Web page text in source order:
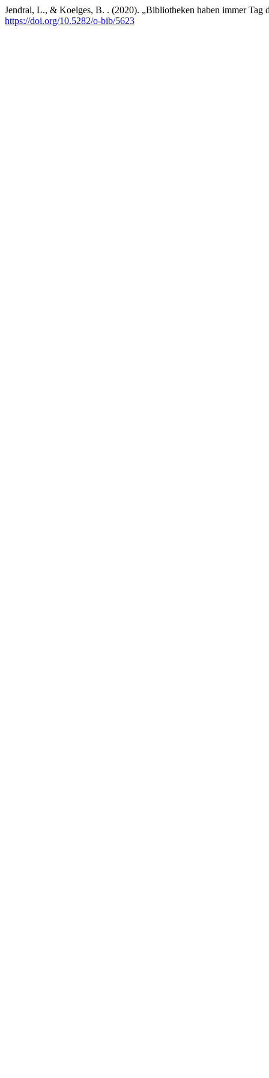
Jendral, L., & Koelges, B. . (2020). „Bibliotheken haben immer
https://doi.org/10.5282/o-bib/5623